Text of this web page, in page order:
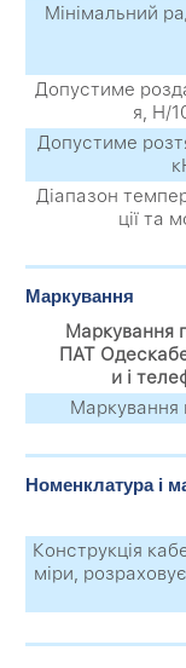
Мінімальний
Допустиме
я, Н/
Допустиме
Діапазон
ції та
Маркування
Маркування
ПАТ
и і
Маркування
Номенклатура і
Конструкція
міри,